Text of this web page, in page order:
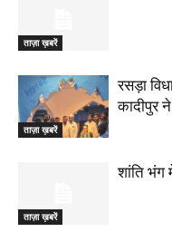
ताज़ा ख़बरें
ताज़ा ख़बरें
रसड़ा
कादीपुर
ताज़ा ख़बरें
शांति भंग